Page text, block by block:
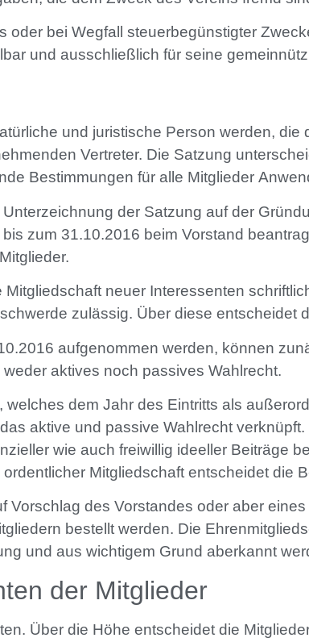
oder bei Wegfall steuerbegünstigter
und ausschließlich für seine
und juristische Person werden,
Vertreter. Die Satzung
Bestimmungen für alle Mitglieder
der Satzung auf der
zum 31.10.2016 beim Vorstand
neuer Interessenten
zulässig. Über diese entscheidet
aufgenommen werden, können
aktives noch passives Wahlrecht.
dem Jahr des Eintritts als
aktive und passive Wahlrecht
wie auch freiwillig ideeller Beiträge
Mitgliedschaft entscheidet die
Vorschlag des Vorstandes oder aber
bestellt werden. Die
und aus wichtigem Grund aberkannt
der Mitglieder
Über die Höhe entscheidet die